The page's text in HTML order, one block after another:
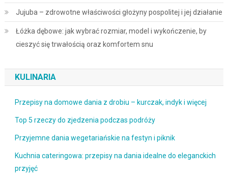
Jujuba – zdrowotne właściwości głożyny pospolitej i jej działanie
Łóżka dębowe: jak wybrać rozmiar, model i wykończenie, by
cieszyć się trwałością oraz komfortem snu
KULINARIA
Przepisy na domowe dania z drobiu – kurczak, indyk i więcej
Top 5 rzeczy do zjedzenia podczas podróży
Przyjemne dania wegetariańskie na festyn i piknik
Kuchnia cateringowa: przepisy na dania idealne do eleganckich
przyjęć